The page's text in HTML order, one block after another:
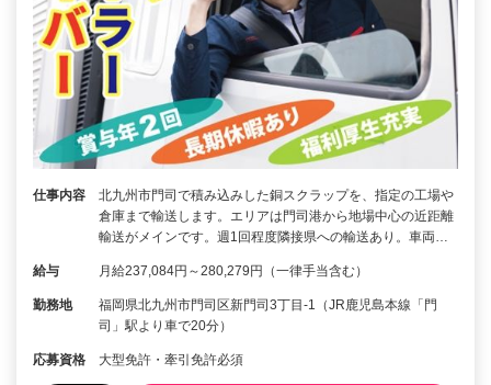
仕事内容
北九州市門司で積み込みした銅スクラップを、指定の工場や
倉庫まで輸送します。エリアは門司港から地場中心の近距離
輸送がメインです。週1回程度隣接県への輸送あり。車両…
給与 月給237,084円～280,279円（一律手当含む）
勤務地
福岡県北九州市門司区新門司3丁目-1（JR鹿児島本線「門
司」駅より車で20分）
応募資格 大型免許・牽引免許必須